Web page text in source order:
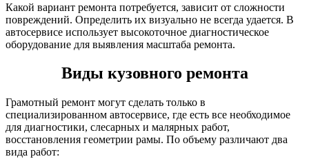
Какой вариант ремонта потребуется, зависит от сложности
повреждений. Определить их визуально не всегда удается. В
автосервисе использует высокоточное диагностическое
оборудование для выявления масштаба ремонта.
Виды кузовного ремонта
Грамотный ремонт могут сделать только в
специализированном автосервисе, где есть все необходимое
для диагностики, слесарных и малярных работ,
восстановления геометрии рамы. По объему различают два
вида работ: